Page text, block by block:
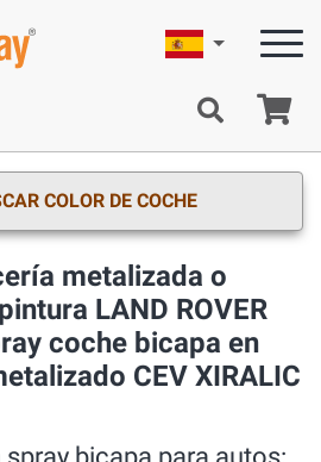
Español
COLOR DE COCHE
metalizada o
LAND ROVER
coche bicapa en
CEV XIRALIC